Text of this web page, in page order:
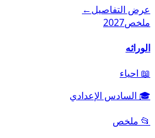
عرض التفاصيل←
ملخص2027
الوراثه
📖 احياء
🎓 السادس الإعدادي
📂 ملخص